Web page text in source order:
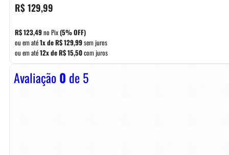
R$129,99
R$123,49no Pix(5% OFF)
ou em até1x deR$129,99sem juros
ou em até12x deR$15,50com juros
Avaliação0 de 5